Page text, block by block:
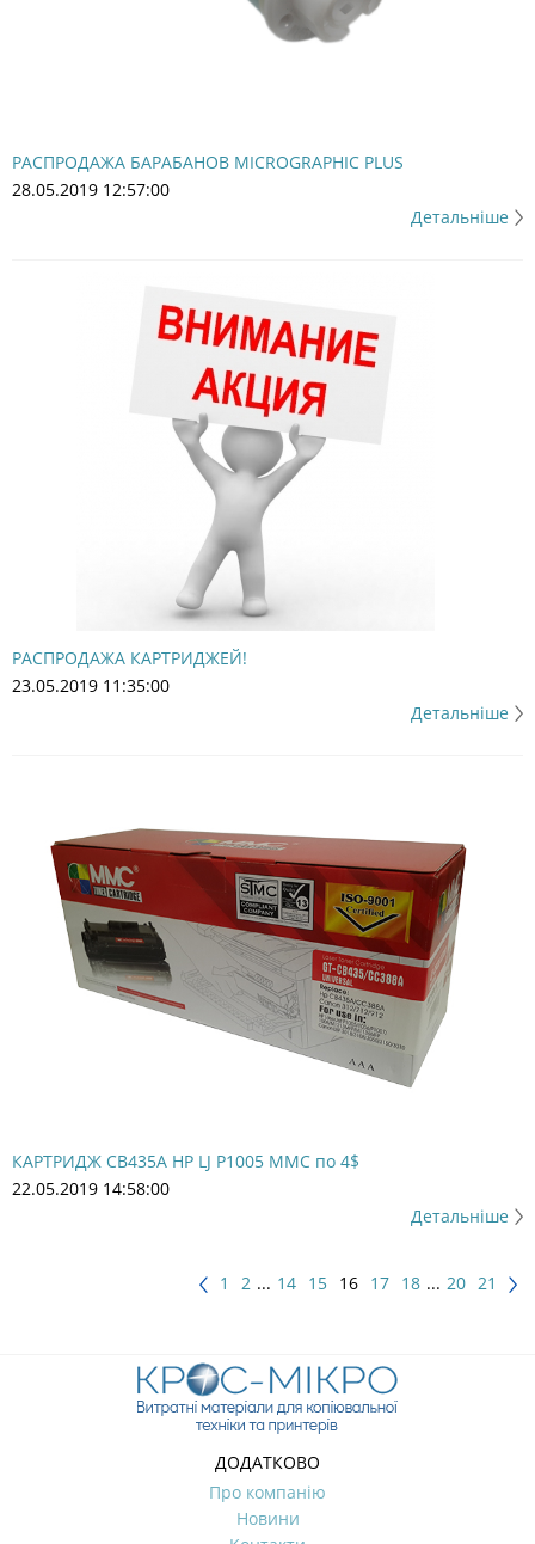
РАСПРОДАЖА БАРАБАНОВ MICROGRAPHIC PLUS
28.05.2019 12:57:00
Детальніше
РАСПРОДАЖА КАРТРИДЖЕЙ!
23.05.2019 11:35:00
Детальніше
КАРТРИДЖ CB435A HP LJ P1005 MMC по 4$
22.05.2019 14:58:00
Детальніше
1 2 ... 14 15 16 17 18 ... 20 21
ДОДАТКОВО
Про компанію
Новини